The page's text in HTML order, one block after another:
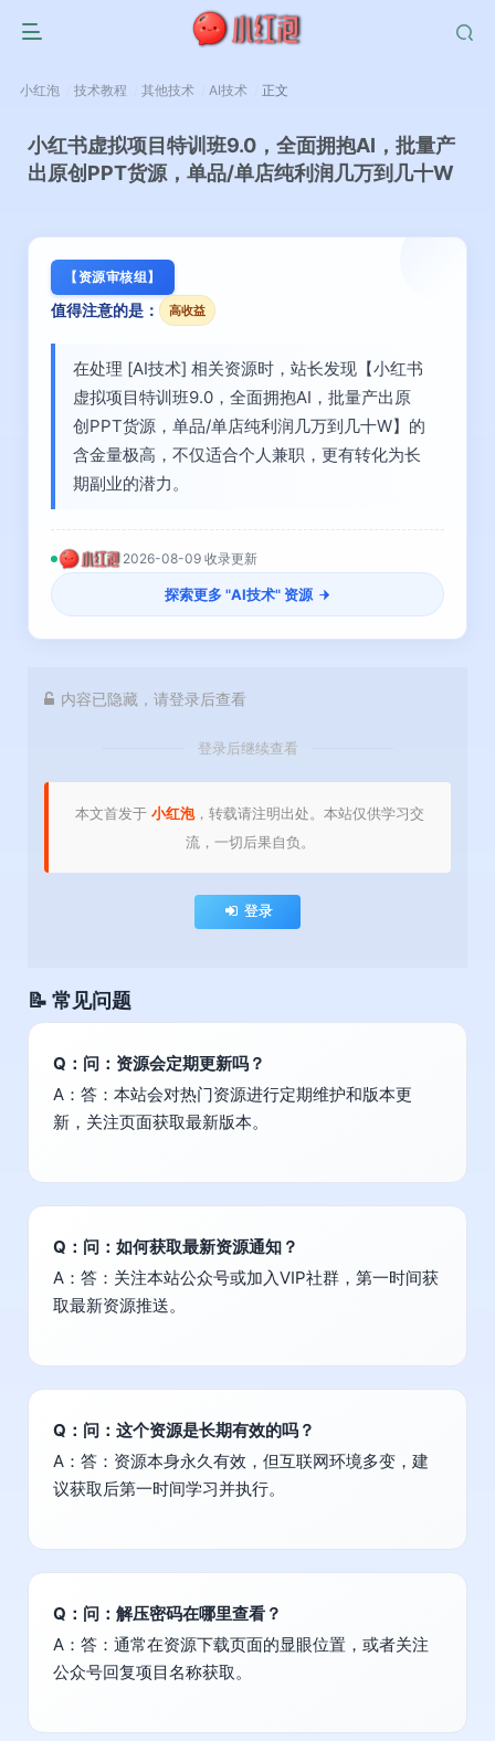
小红泡 技术教程 其他技术 AI技术 正文
小红书虚拟项目特训班9.0，全面拥抱AI，批量产
出原创PPT货源，单品/单店纯利润几万到几十W
【资源审核组】
值得注意的是： 高收益
在处理 [AI技术] 相关资源时，站长发现【小红书
虚拟项目特训班9.0，全面拥抱AI，批量产出原
创PPT货源，单品/单店纯利润几万到几十W】的
含金量极高，不仅适合个人兼职，更有转化为长
期副业的潜力。
2026-08-09 收录更新
探索更多 "AI技术" 资源
内容已隐藏，请登录后查看
登录后继续查看
本文首发于 小红泡，转载请注明出处。本站仅供学习交
流，一切后果自负。
登录
📝 常见问题
Q：问：资源会定期更新吗？
A：答：本站会对热门资源进行定期维护和版本更
新，关注页面获取最新版本。
Q：问：如何获取最新资源通知？
A：答：关注本站公众号或加入VIP社群，第一时间获
取最新资源推送。
Q：问：这个资源是长期有效的吗？
A：答：资源本身永久有效，但互联网环境多变，建
议获取后第一时间学习并执行。
Q：问：解压密码在哪里查看？
A：答：通常在资源下载页面的显眼位置，或者关注
公众号回复项目名称获取。